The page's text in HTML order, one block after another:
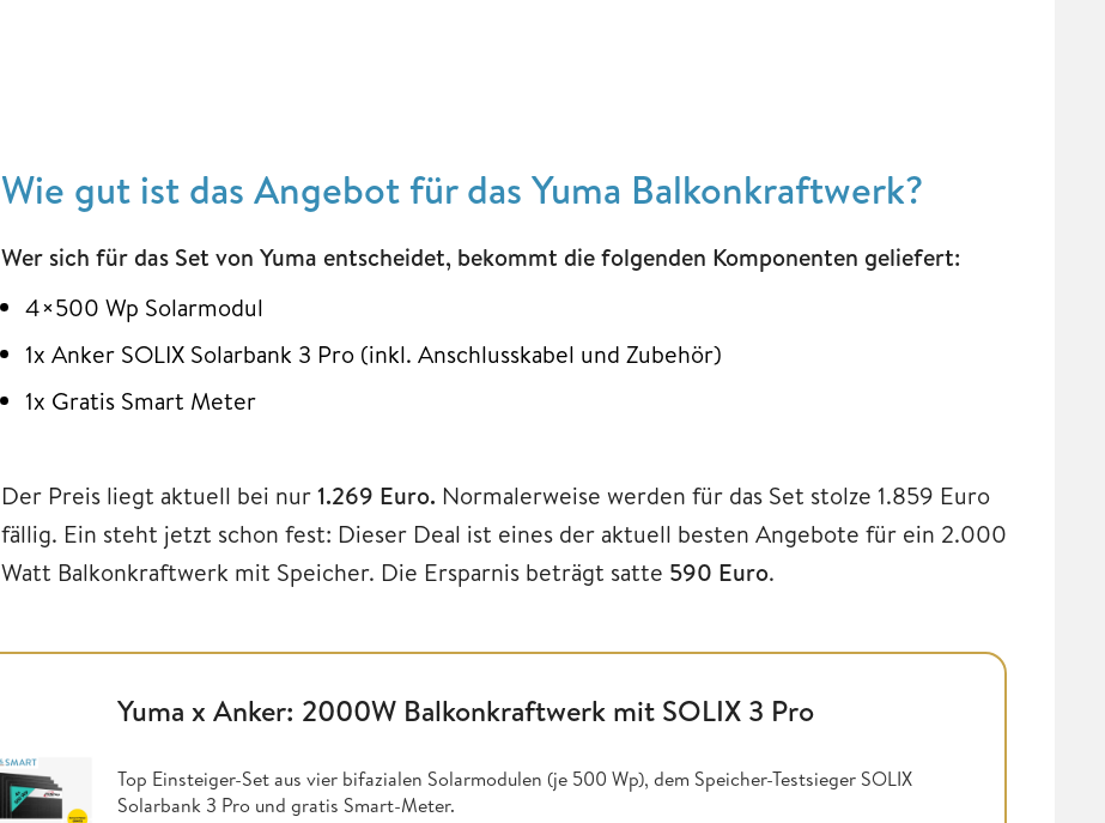
Wie gut ist das Angebot für das Yuma Balkonkraftwerk?
Wer sich für das Set von Yuma entscheidet, bekommt die folgenden Komponenten geliefert:
4×500 Wp Solarmodul
1x Anker SOLIX Solarbank 3 Pro (inkl. Anschlusskabel und Zubehör)
1x Gratis Smart Meter
Der Preis liegt aktuell bei nur1.269 Euro. Normalerweise werden für das Set stolze 1.859 Euro
fällig. Ein steht jetzt schon fest: Dieser Deal ist eines der aktuell besten Angebote für ein 2.000
Watt Balkonkraftwerk mit Speicher. Die Ersparnis beträgt satte 590 Euro.
Yuma x Anker: 2000W Balkonkraftwerk mit SOLIX 3 Pro
Top Einsteiger-Set aus vier bifazialen Solarmodulen (je 500 Wp), dem Speicher-Testsieger SOLIX
Solarbank 3 Pro und gratis Smart-Meter.